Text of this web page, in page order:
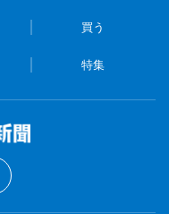
買う
特集